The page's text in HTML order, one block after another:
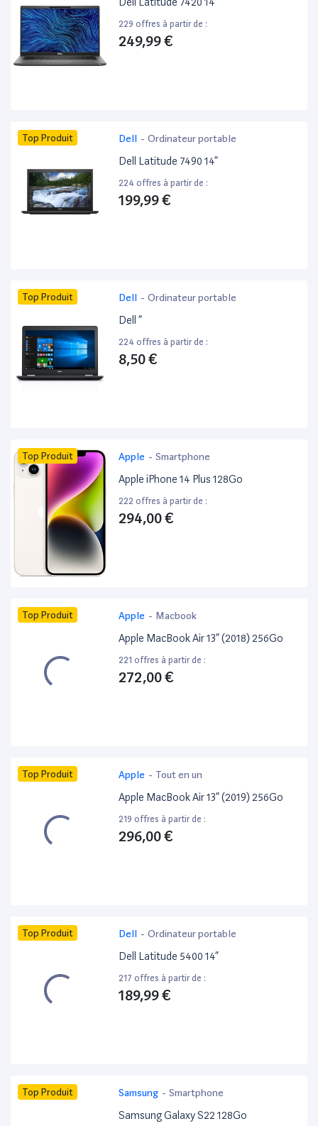
229 offres à partir de :
249,99 €
Top Produit Dell - Ordinateur portable
Dell Latitude 7490 14”
224 offres à partir de :
199,99 €
Top Produit Dell - Ordinateur portable
Dell ”
224 offres à partir de :
8,50 €
Top Produit Apple - Smartphone
Apple iPhone 14 Plus 128Go
222 offres à partir de :
294,00 €
Top Produit Apple - Macbook
Apple MacBook Air 13” (2018) 256Go
221 offres à partir de :
272,00 €
Top Produit Apple - Tout en un
Apple MacBook Air 13” (2019) 256Go
219 offres à partir de :
296,00 €
Top Produit Dell - Ordinateur portable
Dell Latitude 5400 14”
217 offres à partir de :
189,99 €
Top Produit Samsung - Smartphone
Samsung Galaxy S22 128Go